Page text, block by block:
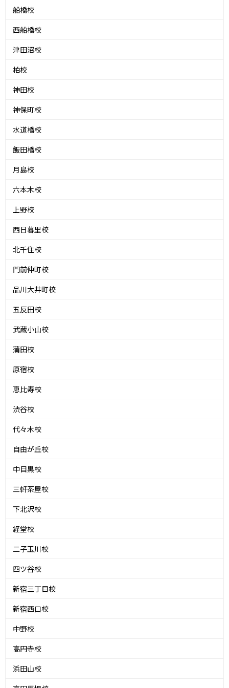
船橋校
西船橋校
津田沼校
柏校
神田校
神保町校
水道橋校
飯田橋校
月島校
六本木校
上野校
西日暮里校
北千住校
門前仲町校
品川大井町校
五反田校
武蔵小山校
蒲田校
原宿校
恵比寿校
渋谷校
代々木校
自由が丘校
中目黒校
三軒茶屋校
下北沢校
経堂校
二子玉川校
四ツ谷校
新宿三丁目校
新宿西口校
中野校
高円寺校
浜田山校